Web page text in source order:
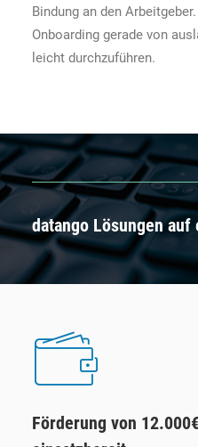
Bindung an den
Onboarding gerade von
leicht durchzuführen.
datango Lösungen
Förderung von